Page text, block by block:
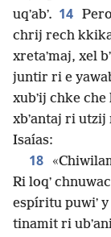
uqʼabʼ. 14
chrij rech
xretaʼmaj, xel
juntir ri e
xubʼij chke che
xbʼantaj ri
Isaías:
18
Ri loqʼ
espíritu puwiʼ
tinamit ri